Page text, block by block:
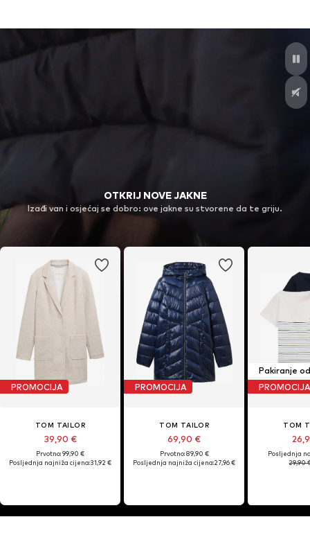
OTKRIJ NOVE JAKNE
Izađi van i osjećaj se dobro: ove jakne su stvorene da te griju.
PROMOCIJA
TOM TAILOR
39,90 €
Prvotno: 99,90 €
Posljednja najniža cijena:31,92 €
PROMOCIJA
TOM TAILOR
69,90 €
Prvotno: 89,90 €
Posljednja najniža cijena:27,96 €
Pakiranje
TOM
Posljednja
29,90